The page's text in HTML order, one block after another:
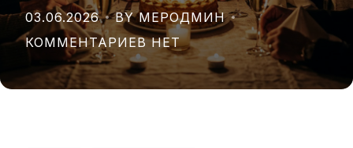
03.06.2026
BY МЕРОДМИН
КОММЕНТАРИЕВ НЕТ